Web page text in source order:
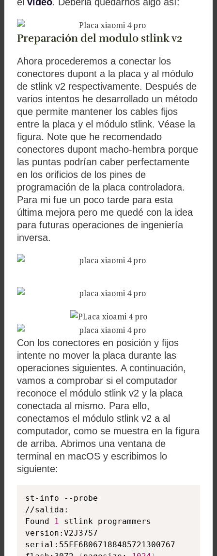
Preparación del modulo stlink v2
Ahora procederemos a conectar los
conectores dupont a la placa y al módulo
de stlink v2 respectivamente. Después de
varios intentos he desarrollado un método
que permite mantener los cables fijos
entre la placa y el módulo stlink. Véase la
figura. Note que he recomendado
conectores dupont macho-hembra porque
las puntas podrían caber perfectamente
en los orificios de los pines de
programación de la placa controladora.
Para mi fue un poco tarde para esta
última mejora pero me quedé con la idea
para futuras operaciones de ingeniería
inversa.
Con los conectores en posición y fijos
intente no mover la placa durante las
operaciones siguientes. A continuación,
vamos a comprobar si el computador
reconoce el módulo stlink v2 y la placa
conectada al mismo. Para ello,
conectamos el módulo stlink v2 a al
computador, como se muestra en la figura
de arriba. Abrimos una ventana de
terminal en macOS y escribimos lo
siguiente:
st-info --probe
//salida:
Found
1 stlink programmers
version:V2J37S7
serial:55FF6B067188485721300767